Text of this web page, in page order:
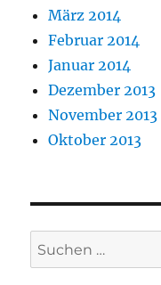
März 2014
Februar 2014
Januar 2014
Dezember 2013
November 2013
Oktober 2013
Suchen
nach: